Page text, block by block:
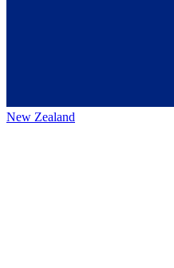
New Zealand